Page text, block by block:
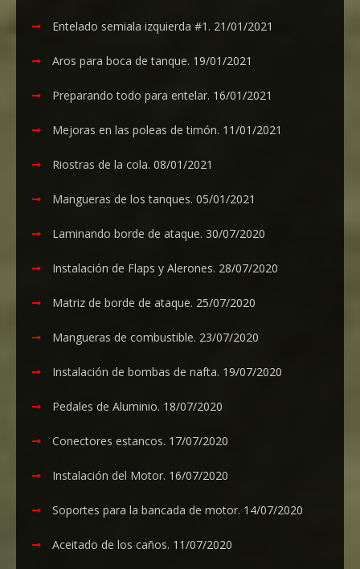
Entelado semiala izquierda #1. 21/01/2021
Aros para boca de tanque. 19/01/2021
Preparando todo para entelar. 16/01/2021
Mejoras en las poleas de timón. 11/01/2021
Riostras de la cola. 08/01/2021
Mangueras de los tanques. 05/01/2021
Laminando borde de ataque. 30/07/2020
Instalación de Flaps y Alerones. 28/07/2020
Matriz de borde de ataque. 25/07/2020
Mangueras de combustible. 23/07/2020
Instalación de bombas de nafta. 19/07/2020
Pedales de Aluminio. 18/07/2020
Conectores estancos. 17/07/2020
Instalación del Motor. 16/07/2020
Soportes para la bancada de motor. 14/07/2020
Aceitado de los caños. 11/07/2020